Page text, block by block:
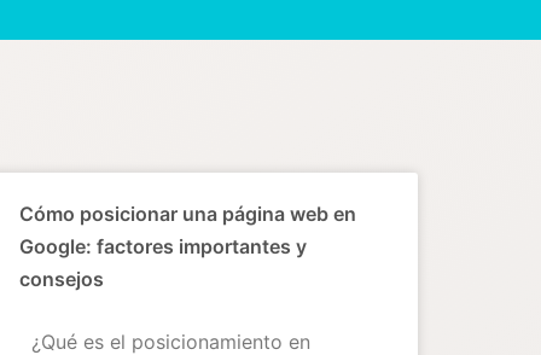
Cómo posicionar una página web en
Google: factores importantes y
consejos
¿Qué es el posicionamiento en